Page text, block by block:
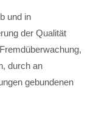
und in
der Qualität
durch an
gebundenen